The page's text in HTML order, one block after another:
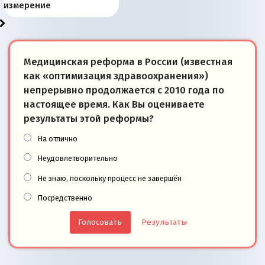
«переобувании» хозяев
суверенной экономике
Анкориджа
внутренней политике
отношениям с Россией?
Южной Осетии
измерение
Медицинская реформа в России (известная
как «оптимизация здравоохранения»)
непрерывно продолжается с 2010 года по
настоящее время. Как Вы оцениваете
результаты этой реформы?
На отлично
Неудовлетворительно
Не знаю, поскольку процесс не завершён
Посредственно
Результаты